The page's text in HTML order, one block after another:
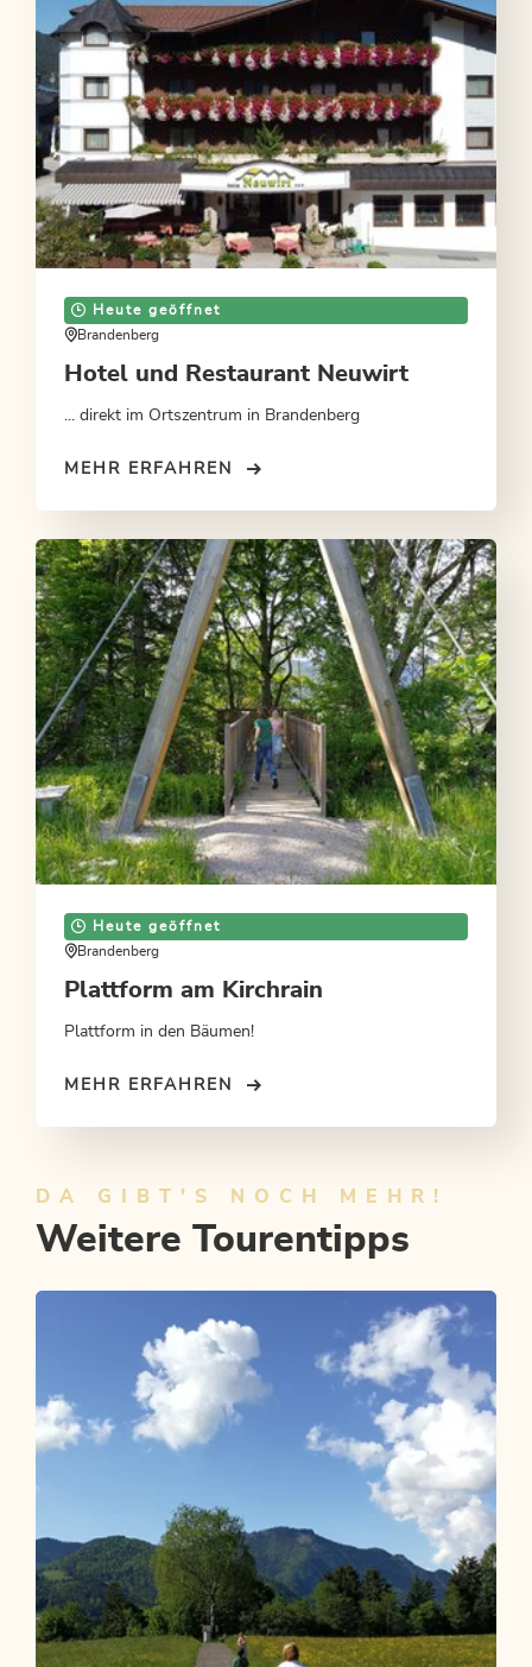
Heute geöffnet
Brandenberg
Hotel und Restaurant Neuwirt
... direkt im Ortszentrum in Brandenberg
MEHR ERFAHREN
Heute geöffnet
Brandenberg
Plattform am Kirchrain
Plattform in den Bäumen!
MEHR ERFAHREN
DA GIBT'S NOCH MEHR!
Weitere Tourentipps